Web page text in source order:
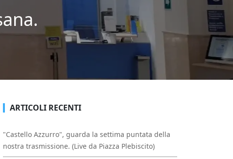
ARTICOLI RECENTI
"Castello Azzurro", guarda la settima puntata della
nostra trasmissione. (Live da Piazza Plebiscito)